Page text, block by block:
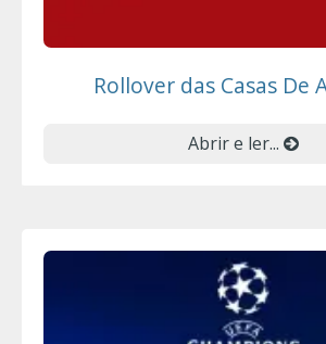
Rollover das Casas De
Abrir e ler...